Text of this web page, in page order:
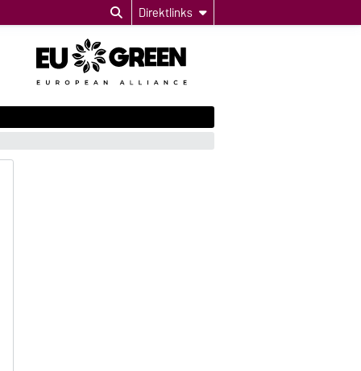
Direktlinks